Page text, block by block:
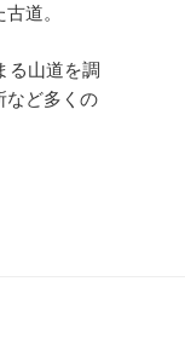
道。
る山道を調
など多くの